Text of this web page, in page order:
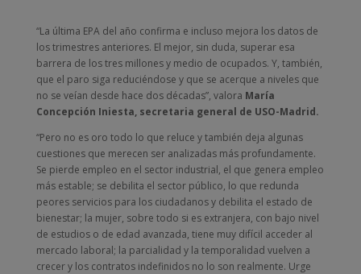
“La última EPA del año confirma e incluso mejora los datos de
los trimestres anteriores. El mejor, sin duda, superar esa
barrera de los tres millones y medio de ocupados. Y, también,
que el paro siga reduciéndose y que se acerque a niveles que
no se veían desde hace dos décadas”, valora María
Concepción Iniesta, secretaria general de USO-Madrid.
“Pero no es oro todo lo que reluce y también deja algunas
cuestiones que merecen ser analizadas más profundamente.
Se pierde empleo en el sector industrial, el que genera empleo
más estable; se debilita el sector público, lo que redunda
peores servicios para los ciudadanos y debilita el estado de
bienestar; la mujer, sobre todo si es extranjera, con bajo nivel
de estudios o de edad avanzada, tiene muy difícil acceder al
mercado laboral; la parcialidad y la temporalidad vuelven a
crecer y los contratos indefinidos no lo son realmente. Urge